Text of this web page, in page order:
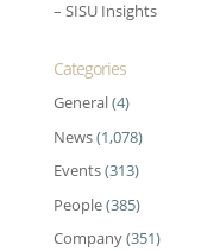
– SISU Insights
Categories
General(4)
News(1,078)
Events(313)
People(385)
Company(351)